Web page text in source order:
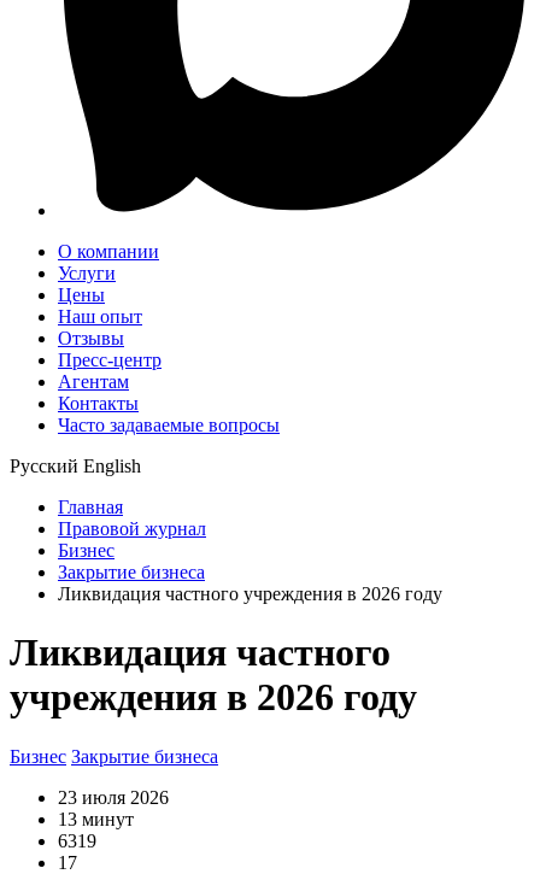
О компании
Услуги
Цены
Наш опыт
Отзывы
Пресс-центр
Агентам
Контакты
Часто задаваемые вопросы
Русский English
Главная
Правовой журнал
Бизнес
Закрытие бизнеса
Ликвидация частного учреждения в 2026 году
Ликвидация частного
учреждения в 2026 году
Бизнес Закрытие бизнеса
23 июля 2026
13 минут
6319
17